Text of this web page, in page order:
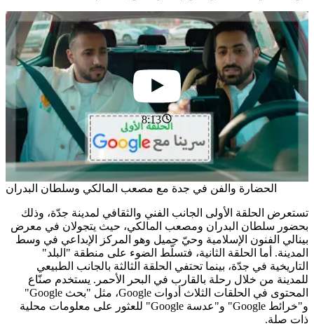
8:13
الحضارة والفن في جدة مع مصعب المالكي وسلطان البدران
تستعرض الحلقة الأولى الجانب الفني والثقافي لمدينة جدّة، وذلك
بحضور سلطان البدران ومصعب المالكي، حيث يتجولان في معرض
بينالي الفنون الإسلامية وحيّ جميل وهو المركز الإبداعي في وسط
المدينة. أما الحلقة الثانية، فتسلّط الضوء على منطقة "البلد"
التاريخية في جدّة، بينما تحتفي الحلقة الثالثة بالجانب الطبيعي
للمدينة من خلال رحلة بالقارب في البحر الأحمر. يستخدم صنّاع
المحتوى في الحلقات الثلاث أدوات Google، مثل "بحث Google"
و"خرائط Google" و"عدسة Google" للعثور على معلومات محلية
ذات صلة.